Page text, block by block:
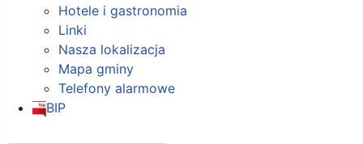
Hotele i gastronomia
Linki
Nasza lokalizacja
Mapa gminy
Telefony alarmowe
BIP